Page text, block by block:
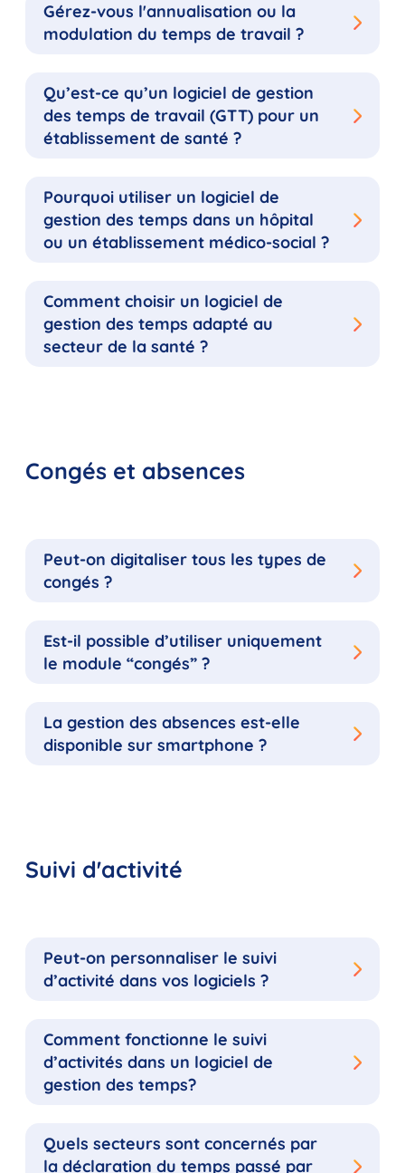
Gérez-vous l'annualisation ou la
modulation du temps de travail ?
Qu’est-ce qu’un logiciel de gestion
des temps de travail (GTT) pour un
établissement de santé ?
Pourquoi utiliser un logiciel de
gestion des temps dans un hôpital
ou un établissement médico-social ?
Comment choisir un logiciel de
gestion des temps adapté au
secteur de la santé ?
Congés et absences
Peut-on digitaliser tous les types de
congés ?
Est-il possible d’utiliser uniquement
le module “congés” ?
La gestion des absences est-elle
disponible sur smartphone ?
Suivi d'activité
Peut-on personnaliser le suivi
d’activité dans vos logiciels ?
Comment fonctionne le suivi
d’activités dans un logiciel de
gestion des temps?
Quels secteurs sont concernés par
la déclaration du temps passé par